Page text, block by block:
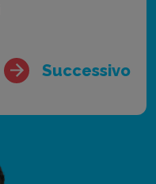
Successivo